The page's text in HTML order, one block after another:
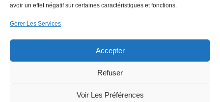
avoir un effet négatif sur certaines caractéristiques et fonctions.
Gérer Les Services
Accepter
Refuser
Voir Les Préférences
Réservés